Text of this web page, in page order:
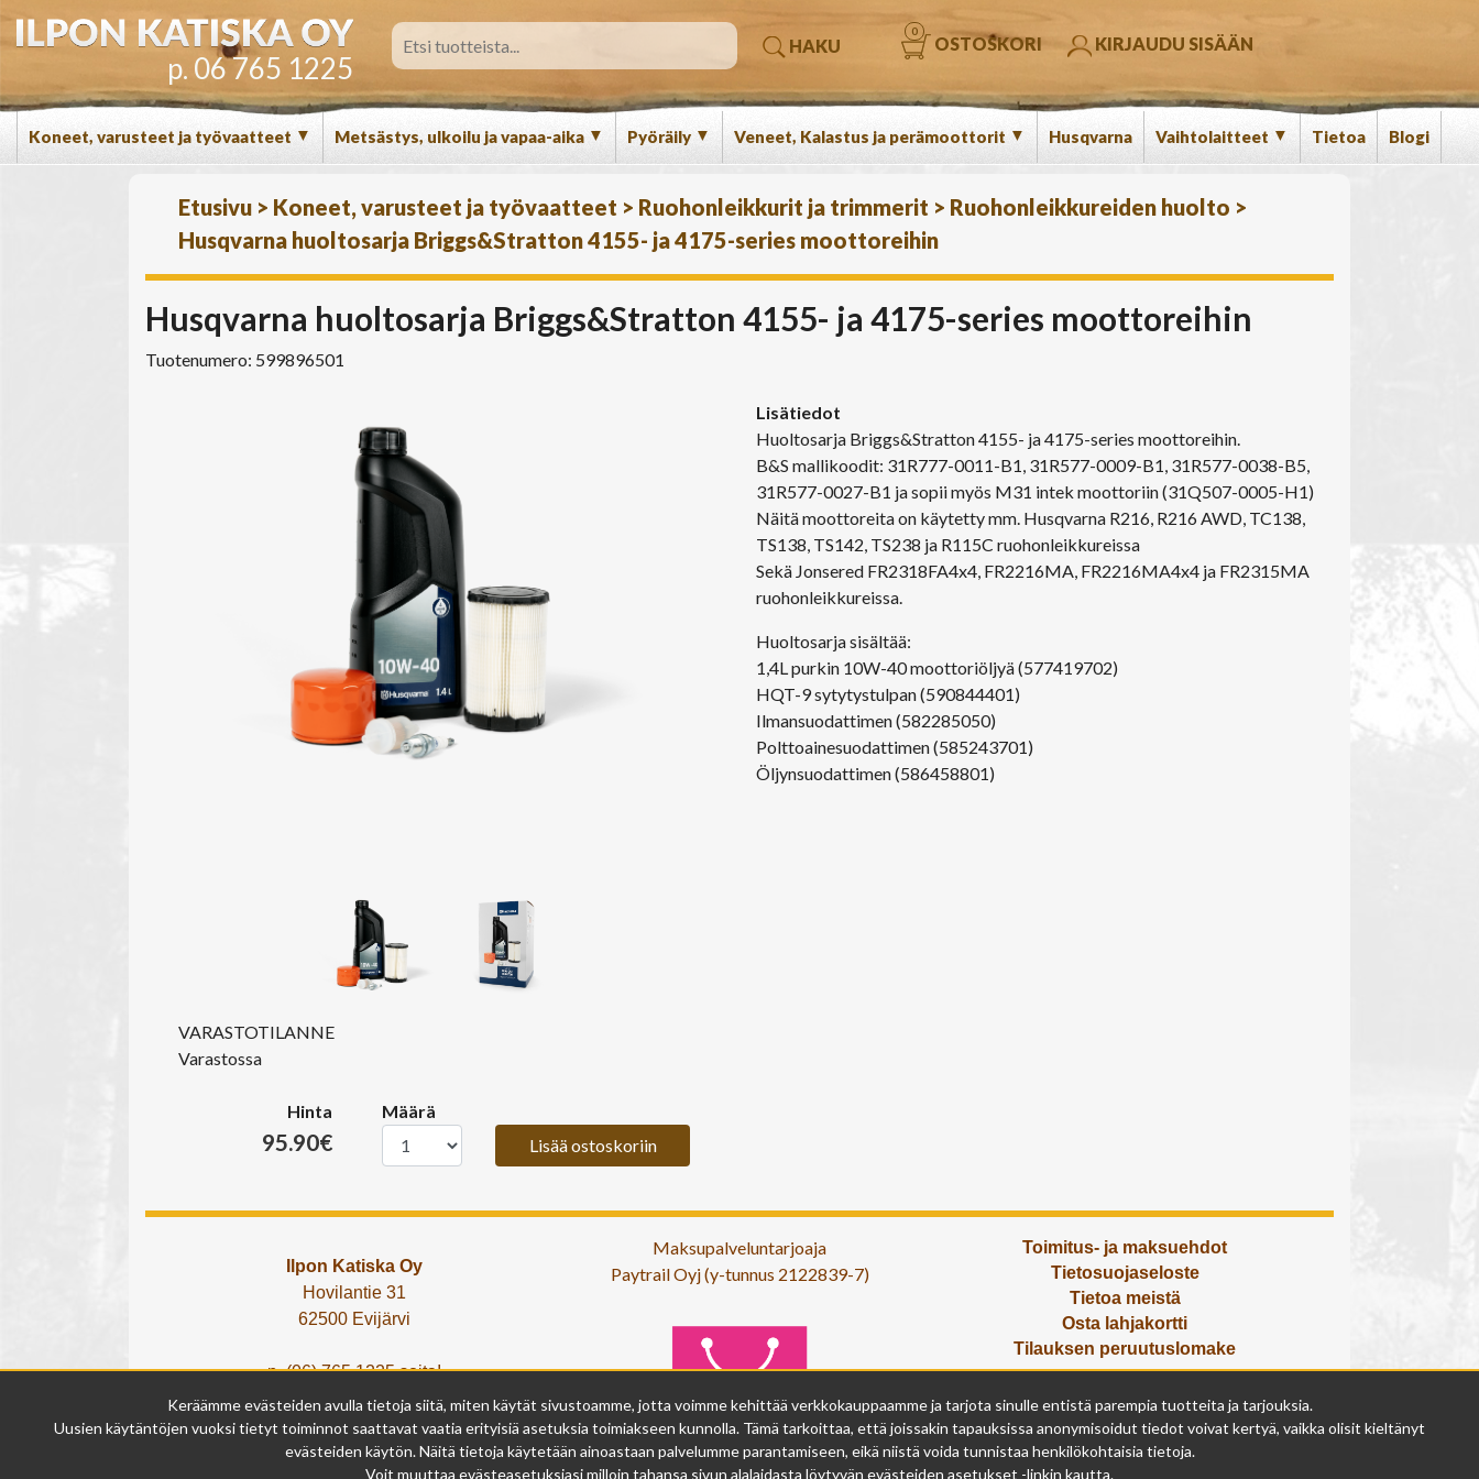
p. 06 765 1225
HAKU OSTOSKORI
0
KIRJAUDU SISÄÄN
Koneet, varusteet ja työvaatteet ▼ Metsästys, ulkoilu ja vapaa-aika ▼ Pyöräily ▼ Veneet, Kalastus ja perämoottorit ▼ Husqvarna Vaihtolaitteet ▼ Tietoa Blogi
Etusivu > Koneet, varusteet ja työvaatteet > Ruohonleikkurit ja trimmerit > Ruohonleikkureiden huolto >
Husqvarna huoltosarja Briggs&Stratton 4155- ja 4175-series moottoreihin
Husqvarna huoltosarja Briggs&Stratton 4155- ja 4175-series moottoreihin
Tuotenumero: 599896501
VARASTOTILANNE
Varastossa
Hinta
95.90€
Määrä
Lisää ostoskoriin
Lisätiedot
Huoltosarja Briggs&Stratton 4155- ja 4175-series moottoreihin.
B&S mallikoodit: 31R777-0011-B1, 31R577-0009-B1, 31R577-0038-B5,
31R577-0027-B1 ja sopii myös M31 intek moottoriin (31Q507-0005-H1)
Näitä moottoreita on käytetty mm. Husqvarna R216, R216 AWD, TC138,
TS138, TS142, TS238 ja R115C ruohonleikkureissa
Sekä Jonsered FR2318FA4x4, FR2216MA, FR2216MA4x4 ja FR2315MA
ruohonleikkureissa.
Huoltosarja sisältää:
1,4L purkin 10W-40 moottoriöljyä (577419702)
HQT-9 sytytystulpan (590844401)
Ilmansuodattimen (582285050)
Polttoainesuodattimen (585243701)
Öljynsuodattimen (586458801)
Ilpon Katiska Oy
Hovilantie 31
62500 Evijärvi
p. (06) 765 1225 soita!
tai lähetä What's App viesti!
info@ilponkatiska.fi
y-tunnus: 2404114-9
Maksupalveluntarjoaja
Paytrail Oyj (y-tunnus 2122839-7)
Toimitus- ja maksuehdot
Tietosuojaseloste
Tietoa meistä
Osta lahjakortti
Tilauksen peruutuslomake
Olemme avoinna
ma - pe 9 - 17
la 9 - 14
su suljettu
Keräämme evästeiden avulla tietoja siitä, miten käytät sivustoamme, jotta voimme kehittää verkkokauppaamme ja tarjota sinulle entistä parempia tuotteita ja tarjouksia.
Uusien käytäntöjen vuoksi tietyt toiminnot saattavat vaatia erityisiä asetuksia toimiakseen kunnolla. Tämä tarkoittaa, että joissakin tapauksissa anonymisoidut tiedot voivat kertyä, vaikka olisit kieltänyt
evästeiden käytön. Näitä tietoja käytetään ainoastaan palvelumme parantamiseen, eikä niistä voida tunnistaa henkilökohtaisia tietoja.
Voit muuttaa evästeasetuksiasi milloin tahansa sivun alalaidasta löytyvän evästeiden asetukset -linkin kautta.